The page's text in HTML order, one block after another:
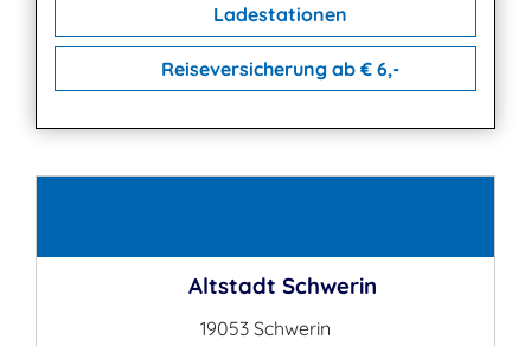
Ladestationen
Reiseversicherung ab € 6,-
Altstadt Schwerin
19053 Schwerin